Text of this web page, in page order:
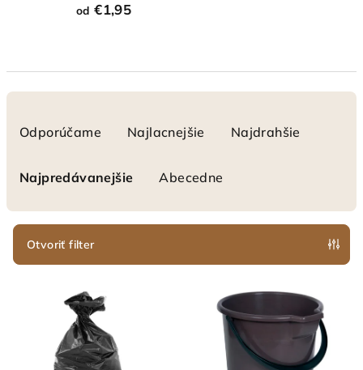
od €1,95
p
Odporúčame Najlacnejšie Najdrahšie
Najpredávanejšie Abecedne
Otvoriť filter